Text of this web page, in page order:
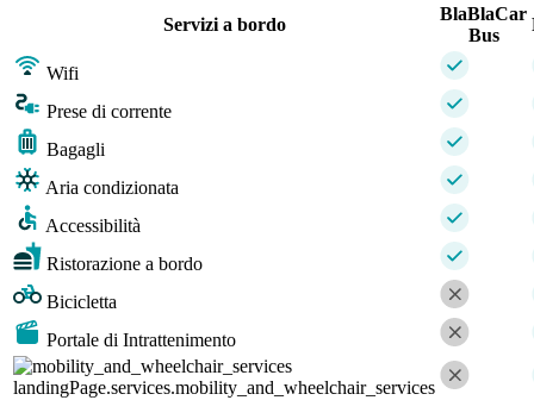
Servizi a bordo
BlaBlaCar
Bus
Wifi
Prese di corrente
Bagagli
Aria condizionata
Accessibilità
Ristorazione a bordo
Bicicletta
Portale di Intrattenimento
landingPage.services.mobility_and_wheelchair_services